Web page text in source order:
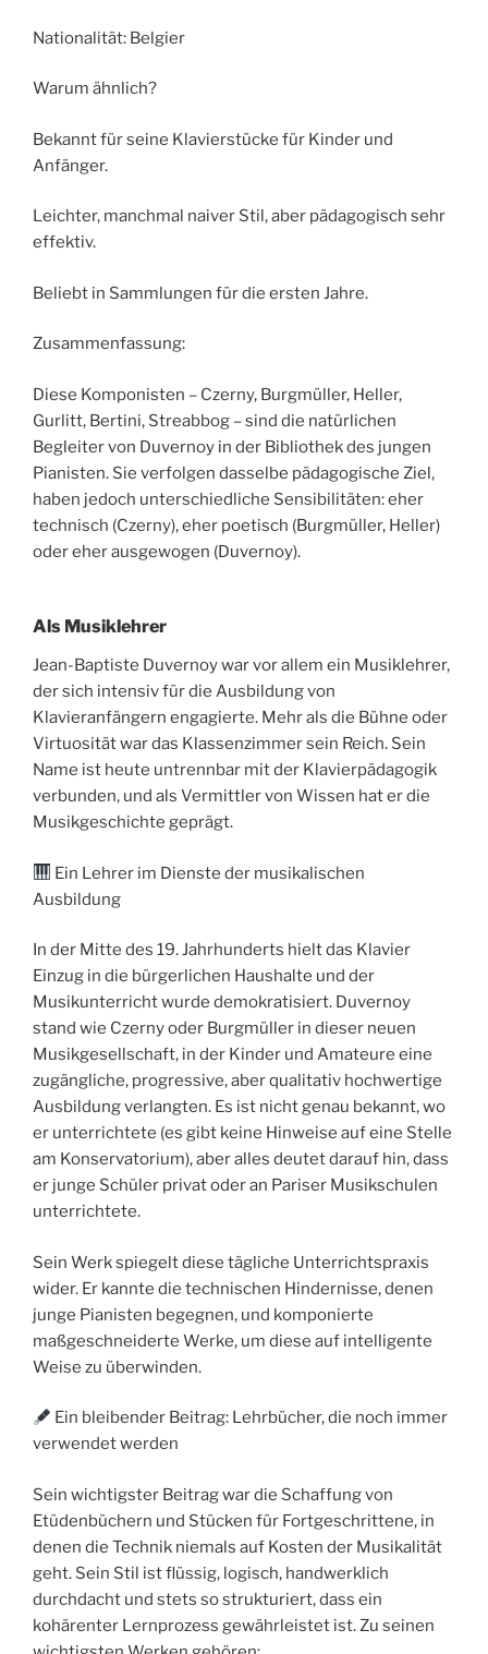
Nationalität: Belgier
Warum ähnlich?
Bekannt für seine Klavierstücke für Kinder und
Anfänger.
Leichter, manchmal naiver Stil, aber pädagogisch sehr
effektiv.
Beliebt in Sammlungen für die ersten Jahre.
Zusammenfassung:
Diese Komponisten – Czerny, Burgmüller, Heller,
Gurlitt, Bertini, Streabbog – sind die natürlichen
Begleiter von Duvernoy in der Bibliothek des jungen
Pianisten. Sie verfolgen dasselbe pädagogische Ziel,
haben jedoch unterschiedliche Sensibilitäten: eher
technisch (Czerny), eher poetisch (Burgmüller, Heller)
oder eher ausgewogen (Duvernoy).
Als Musiklehrer
Jean-Baptiste Duvernoy war vor allem ein Musiklehrer,
der sich intensiv für die Ausbildung von
Klavieranfängern engagierte. Mehr als die Bühne oder
Virtuosität war das Klassenzimmer sein Reich. Sein
Name ist heute untrennbar mit der Klavierpädagogik
verbunden, und als Vermittler von Wissen hat er die
Musikgeschichte geprägt.
Ein Lehrer im Dienste der musikalischen
Ausbildung
In der Mitte des 19. Jahrhunderts hielt das Klavier
Einzug in die bürgerlichen Haushalte und der
Musikunterricht wurde demokratisiert. Duvernoy
stand wie Czerny oder Burgmüller in dieser neuen
Musikgesellschaft, in der Kinder und Amateure eine
zugängliche, progressive, aber qualitativ hochwertige
Ausbildung verlangten. Es ist nicht genau bekannt, wo
er unterrichtete (es gibt keine Hinweise auf eine Stelle
am Konservatorium), aber alles deutet darauf hin, dass
er junge Schüler privat oder an Pariser Musikschulen
unterrichtete.
Sein Werk spiegelt diese tägliche Unterrichtspraxis
wider. Er kannte die technischen Hindernisse, denen
junge Pianisten begegnen, und komponierte
maßgeschneiderte Werke, um diese auf intelligente
Weise zu überwinden.
Ein bleibender Beitrag: Lehrbücher, die noch immer
verwendet werden
Sein wichtigster Beitrag war die Schaffung von
Etüdenbüchern und Stücken für Fortgeschrittene, in
denen die Technik niemals auf Kosten der Musikalität
geht. Sein Stil ist flüssig, logisch, handwerklich
durchdacht und stets so strukturiert, dass ein
kohärenter Lernprozess gewährleistet ist. Zu seinen